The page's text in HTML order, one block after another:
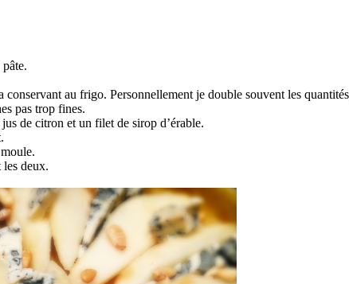
au frigo. Personnellement je double souvent les
pas trop fines.
de citron et un filet de sirop d’érable.
les deux.